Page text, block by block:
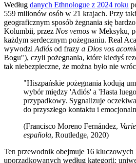
Według danych Ethnologue z 2024 roku
559 milionów osób w 21 krajach. Przy
geograficznym sposób żegnania się
Kolumbii, przez Nos vemos w Meksyku,
każdym serdecznym pożegnaniu. Real
wywodziAdiós od frazy a Dios vos
Bogu"), czyli pożegnania, które kiedyś
tak niebezpieczne, że można było nie
"Hiszpańskie pożegnania kodują
wybór między 'Adiós' a 'Hasta
przypadkowy. Sygnalizuje
do przyszłego kontaktu i
(Francisco Moreno Fernández,
española, Routledge, 2020)
Ten przewodnik obejmuje 16 kluczowych
uporządkowanych według kategorii: